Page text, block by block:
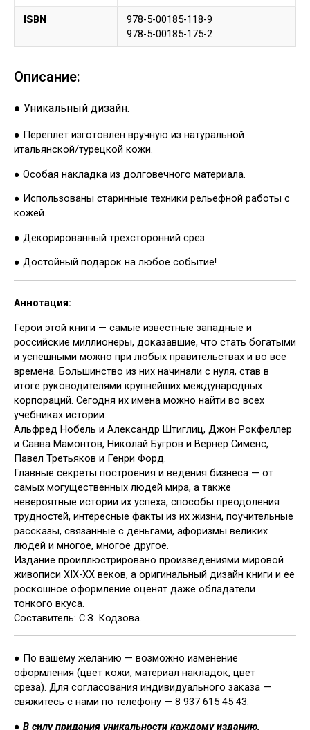
ISBN
978-5-00185-118-9
978-5-00185-175-2
Описание:
● Уникальный дизайн.
● Переплет изготовлен вручную из натуральной
итальянской/турецкой кожи.
● Особая накладка из долговечного материала.
● Использованы старинные техники рельефной работы с
кожей.
● Декорированный трехсторонний срез.
● Достойный подарок на любое событие!
Аннотация:
Герои этой книги — самые известные западные и
российские миллионеры, доказавшие, что стать богатыми
и успешными можно при любых правительствах и во все
времена. Большинство из них начинали с нуля, став в
итоге руководителями крупнейших международных
корпораций. Сегодня их имена можно найти во всех
учебниках истории:
Альфред Нобель и Александр Штиглиц, Джон Рокфеллер
и Савва Мамонтов, Николай Бугров и Вернер Сименс,
Павел Третьяков и Генри Форд.
Главные секреты построения и ведения бизнеса — от
самых могущественных людей мира, а также
невероятные истории их успеха, способы преодоления
трудностей, интересные факты из их жизни, поучительные
рассказы, связанные с деньгами, афоризмы великих
людей и многое, многое другое.
Издание проиллюстрировано произведениями мировой
живописи XIX-ХХ веков, а оригинальный дизайн книги и ее
роскошное оформление оценят даже обладатели
тонкого вкуса.
Составитель: С.З. Кодзова.
● По вашему желанию — возможно изменение
оформления (цвет кожи, материал накладок, цвет
среза). Для согласования индивидуального заказа —
свяжитесь с нами по телефону — 8 937 615 45 43.
● В силу придания уникальности каждому изданию,